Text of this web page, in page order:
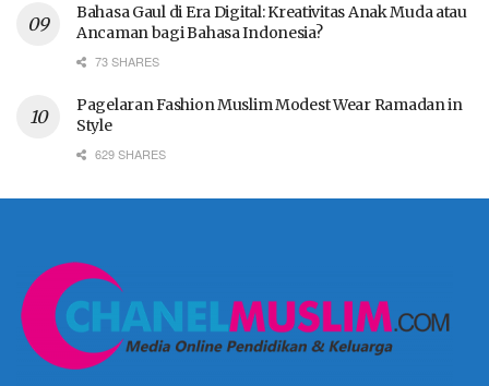
Bahasa Gaul di Era Digital: Kreativitas Anak Muda atau
Ancaman bagi Bahasa Indonesia?
73 SHARES
Pagelaran Fashion Muslim Modest Wear Ramadan in
Style
629 SHARES